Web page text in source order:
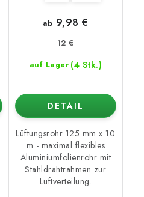
auf Lager (4 Stk.)
ab 9,98 €
12 €
DETAIL
Lüftungsrohr 125 mm x 10
m - maximal flexibles
Aluminiumfolienrohr mit
Stahldrahtrahmen zur
Luftverteilung.